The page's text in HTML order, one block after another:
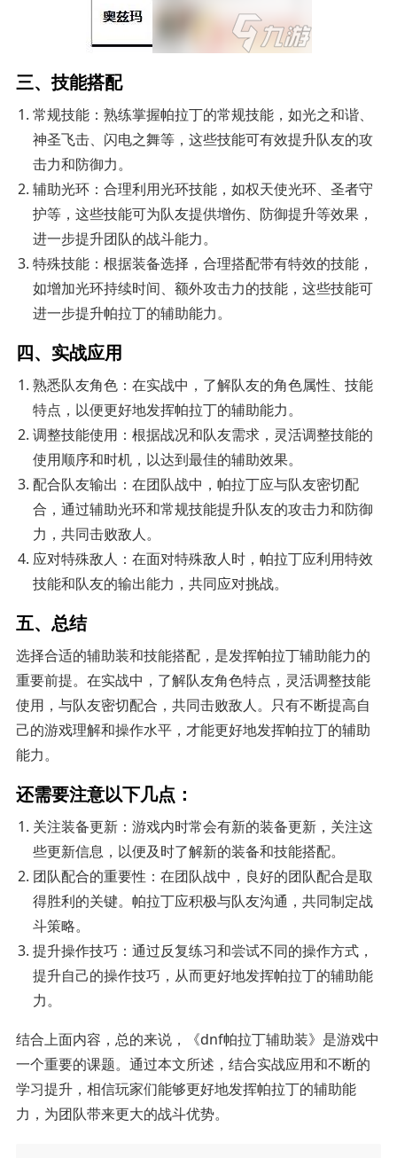
三、技能搭配
常规技能：熟练掌握帕拉丁的常规技能，如光之和谐、
神圣飞击、闪电之舞等，这些技能可有效提升队友的攻
击力和防御力。
辅助光环：合理利用光环技能，如权天使光环、圣者守
护等，这些技能可为队友提供增伤、防御提升等效果，
进一步提升团队的战斗能力。
特殊技能：根据装备选择，合理搭配带有特效的技能，
如增加光环持续时间、额外攻击力的技能，这些技能可
进一步提升帕拉丁的辅助能力。
四、实战应用
熟悉队友角色：在实战中，了解队友的角色属性、技能
特点，以便更好地发挥帕拉丁的辅助能力。
调整技能使用：根据战况和队友需求，灵活调整技能的
使用顺序和时机，以达到最佳的辅助效果。
配合队友输出：在团队战中，帕拉丁应与队友密切配
合，通过辅助光环和常规技能提升队友的攻击力和防御
力，共同击败敌人。
应对特殊敌人：在面对特殊敌人时，帕拉丁应利用特效
技能和队友的输出能力，共同应对挑战。
五、总结
选择合适的辅助装和技能搭配，是发挥帕拉丁辅助能力的
重要前提。在实战中，了解队友角色特点，灵活调整技能
使用，与队友密切配合，共同击败敌人。只有不断提高自
己的游戏理解和操作水平，才能更好地发挥帕拉丁的辅助
能力。
还需要注意以下几点：
关注装备更新：游戏内时常会有新的装备更新，关注这
些更新信息，以便及时了解新的装备和技能搭配。
团队配合的重要性：在团队战中，良好的团队配合是取
得胜利的关键。帕拉丁应积极与队友沟通，共同制定战
斗策略。
提升操作技巧：通过反复练习和尝试不同的操作方式，
提升自己的操作技巧，从而更好地发挥帕拉丁的辅助能
力。
结合上面内容，总的来说，《dnf帕拉丁辅助装》是游戏中
一个重要的课题。通过本文所述，结合实战应用和不断的
学习提升，相信玩家们能够更好地发挥帕拉丁的辅助能
力，为团队带来更大的战斗优势。